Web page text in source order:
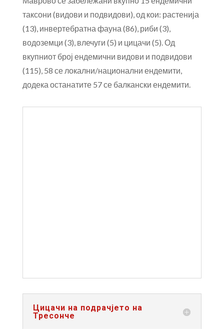
таксони (видови и подвидови), од кои: растенија
(13), инвертебратна фауна (86), риби (3),
водоземци (3), влечуги (5) и цицачи (5). Од
вкупниот број ендемични видови и подвидови
(115), 58 се локални/национални ендемити,
додека останатите 57 се балкански ендемити.
Цицачи на подрачјето на
Тресонче